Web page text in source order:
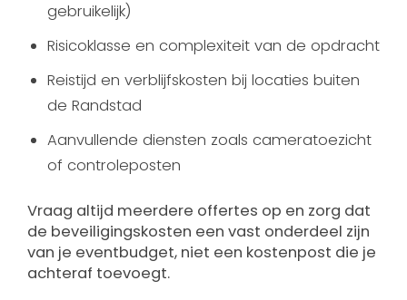
gebruikelijk)
Risicoklasse en complexiteit van de opdracht
Reistijd en verblijfskosten bij locaties buiten
de Randstad
Aanvullende diensten zoals cameratoezicht
of controleposten
Vraag altijd meerdere offertes op en zorg dat
de beveiligingskosten een vast onderdeel zijn
van je eventbudget, niet een kostenpost die je
achteraf toevoegt.